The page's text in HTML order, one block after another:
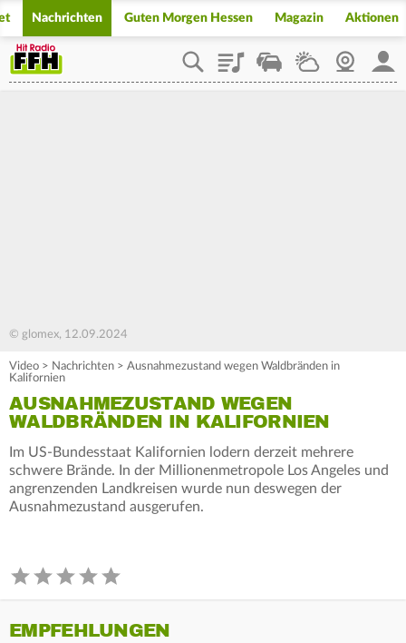
Nachrichten Guten Morgen Hessen Magazin Aktionen
PlaylistStaupilotWetterWebcam
© glomex, 12.09.2024
Video > Nachrichten > Ausnahmezustand wegen Waldbränden in
Kalifornien
AUSNAHMEZUSTAND WEGEN
WALDBRÄNDEN IN KALIFORNIEN
Im US-Bundesstaat Kalifornien lodern derzeit mehrere
schwere Brände. In der Millionenmetropole Los Angeles und
angrenzenden Landkreisen wurde nun deswegen der
Ausnahmezustand ausgerufen.
EMPFEHLUNGEN